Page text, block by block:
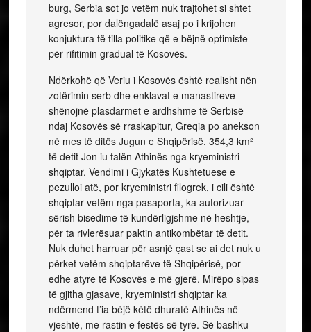
burg, Serbia sot jo vetëm nuk trajtohet si shtet
agresor, por dalëngadalë asaj po i krijohen
konjuktura të tilla politike që e bëjnë optimiste
për rifitimin gradual të Kosovës.
Ndërkohë që Veriu i Kosovës është realisht nën
zotërimin serb dhe enklavat e manastireve
shënojnë plasdarmet e ardhshme të Serbisë
ndaj Kosovës së rraskapitur, Greqia po anekson
në mes të ditës Jugun e Shqipërisë. 354,3 km²
të detit Jon iu falën Athinës nga kryeministri
shqiptar. Vendimi i Gjykatës Kushtetuese e
pezulloi atë, por kryeministri filogrek, i cili është
shqiptar vetëm nga pasaporta, ka autorizuar
sërish bisedime të kundërligjshme në heshtje,
për ta rivlerësuar paktin antikombëtar të detit.
Nuk duhet harruar për asnjë çast se ai det nuk u
përket vetëm shqiptarëve të Shqipërisë, por
edhe atyre të Kosovës e më gjerë. Mirëpo sipas
të gjitha gjasave, kryeministri shqiptar ka
ndërmend t’ia bëjë këtë dhuratë Athinës në
vjeshtë, me rastin e festës së tyre. Së bashku